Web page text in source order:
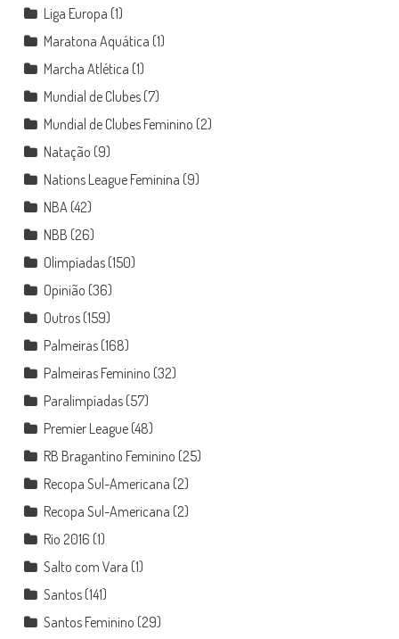
Liga Europa (1)
Maratona Aquática (1)
Marcha Atlética (1)
Mundial de Clubes(7)
Mundial de Clubes Feminino (2)
Natação (9)
Nations League Feminina (9)
NBA (42)
NBB (26)
Olimpíadas(150)
Opinião (36)
Outros(159)
Palmeiras(168)
Palmeiras Feminino (32)
Paralimpíadas(57)
Premier League(48)
RB Bragantino Feminino (25)
Recopa Sul-Americana (2)
Recopa Sul-Americana (2)
Rio 2016 (1)
Salto com Vara (1)
Santos(141)
Santos Feminino (29)